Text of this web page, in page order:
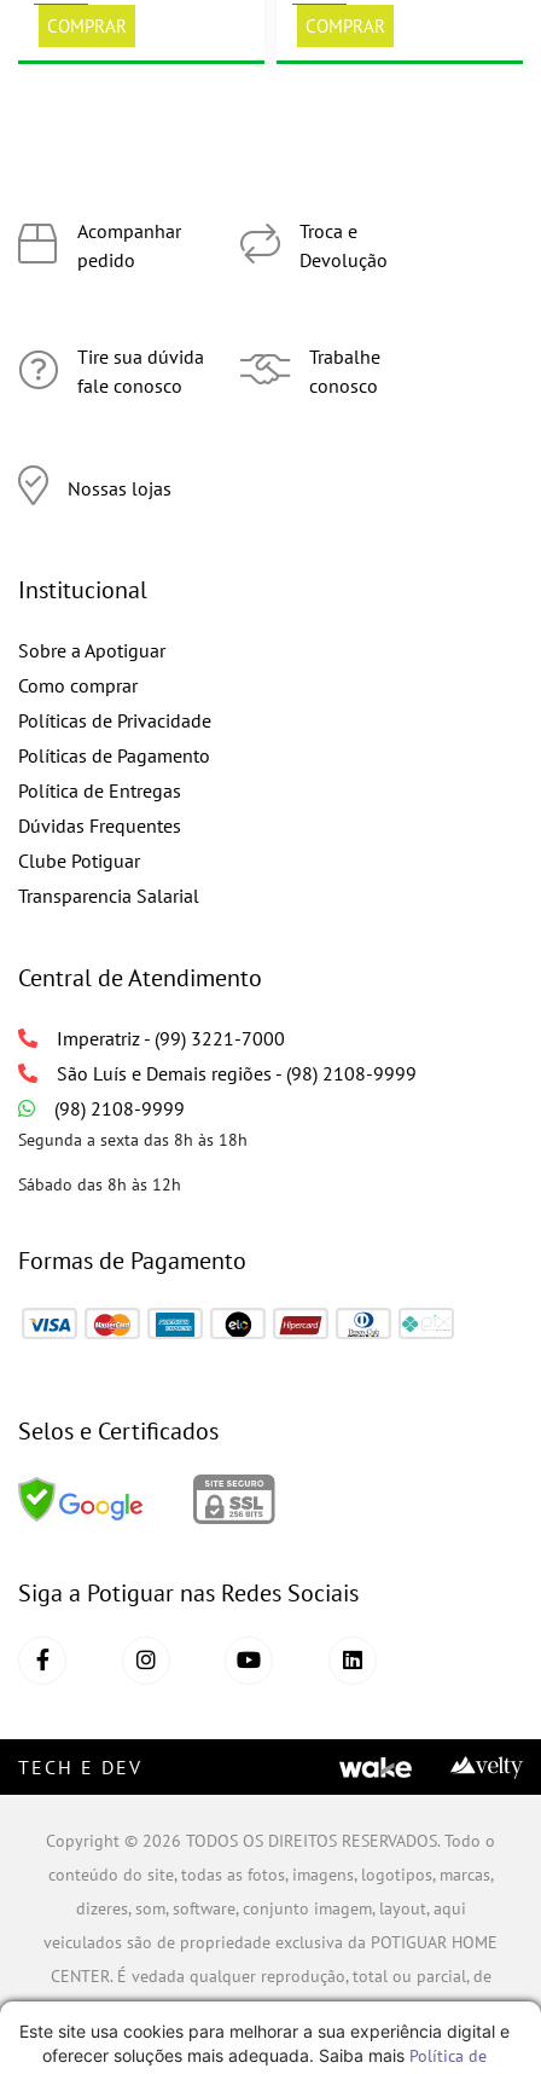
COMPRAR COMPRAR
Acompanhar
pedido
Tire sua dúvida
fale conosco
Nossas lojas
Troca e
Devolução
Trabalhe
conosco
Institucional
Sobre a Apotiguar
Como comprar
Políticas de Privacidade
Políticas de Pagamento
Política de Entregas
Dúvidas Frequentes
Clube Potiguar
Transparencia Salarial
Central de Atendimento
Imperatriz - (99) 3221-7000
São Luís e Demais regiões - (98) 2108-9999
(98) 2108-9999
Segunda a sexta das 8h às 18h
Sábado das 8h às 12h
Formas de Pagamento
Selos e Certificados
Siga a Potiguar nas Redes Sociais
TECH E DEV
Copyright © 2026 TODOS OS DIREITOS RESERVADOS. Todo o
conteúdo do site, todas as fotos, imagens, logotipos, marcas,
dizeres, som, software, conjunto imagem, layout, aqui
veiculados são de propriedade exclusiva da POTIGUAR HOME
CENTER. É vedada qualquer reprodução, total ou parcial, de
A violação de qualquer direito mencionado implicará na
Este site usa cookies para melhorar a sua experiência digital e
oferecer soluções mais adequada. Saiba mais Política de